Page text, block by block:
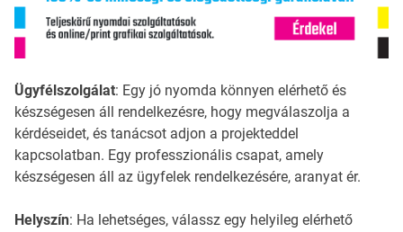
Ügyfélszolgálat: Egy jó nyomda könnyen elérhető és
készségesen áll rendelkezésre, hogy megválaszolja a
kérdéseidet, és tanácsot adjon a projekteddel
kapcsolatban. Egy professzionális csapat, amely
készségesen áll az ügyfelek rendelkezésére, aranyat ér.
Helyszín: Ha lehetséges, válassz egy helyileg elérhető